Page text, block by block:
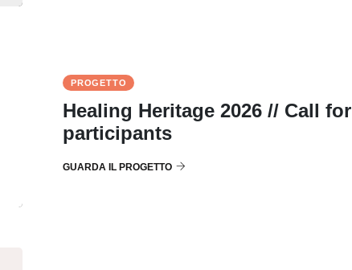
PROGETTO
Healing Heritage 2026 // Call for
participants
GUARDA IL PROGETTO